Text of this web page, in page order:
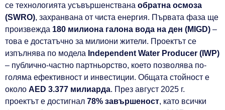
се технологията усъвършенствана обратна осмоза
(SWRO), захранвана от чиста енергия. Първата фаза ще
произвежда 180 милиона галона вода на ден (MIGD) –
това е достатъчно за милиони жители. Проектът се
изпълнява по модела Independent Water Producer (IWP)
– публично-частно партньорство, което позволява по-
голяма ефективност и инвестиции. Общата стойност е
около AED 3.377 милиарда. През август 2025 г.
проектът е достигнал 78% завършеност, като всички